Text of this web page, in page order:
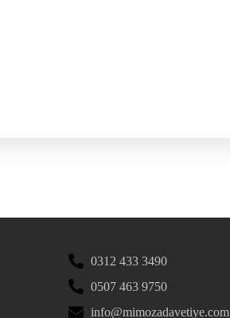
0312 433 3490
0507 463 9750
info@mimozadavetiye.com